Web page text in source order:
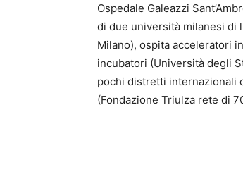
Ospedale Galeazzi
di due università milanesi di
Milano), ospita acceleratori
incubatori (Università degli
pochi distretti internazionali
(Fondazione Triulza rete di